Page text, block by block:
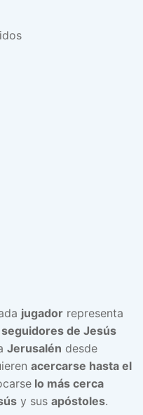
jugador representa
de Jesús
Jerusalén desde
acercarse hasta el
lo más cerca
y sus apóstoles.